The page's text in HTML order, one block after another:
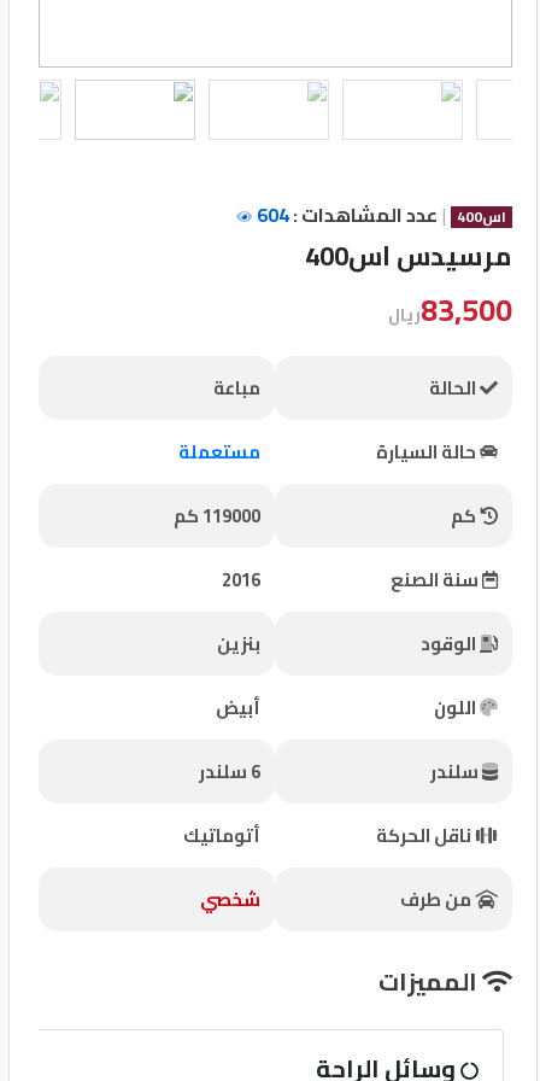
الدخول
English
مستثمري
السيارات
مطلوب
شركات
مميزة
إتصل
بنا
المنتدى
كيو
نمبر
كيو
كارز
اس400 | عدد المشاهدات :604
مرسيدس اس400
83,500ريال
الحالة
مباعة
حالة السيارة
مستعملة
كم
119000 كم
سنة الصنع
2016
الوقود
بنزين
اللون
أبيض
سلندر
6 سلندر
ناقل الحركة
أتوماتيك
من طرف
شخصي
المميزات
وسائل الراحة